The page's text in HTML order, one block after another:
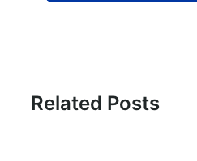
Related Posts